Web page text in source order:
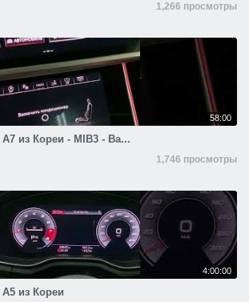
1,266 просмотры
58:00
из Кореи - MIB3 - Ва...
1,746 просмотры
4:00:00
из Кореи